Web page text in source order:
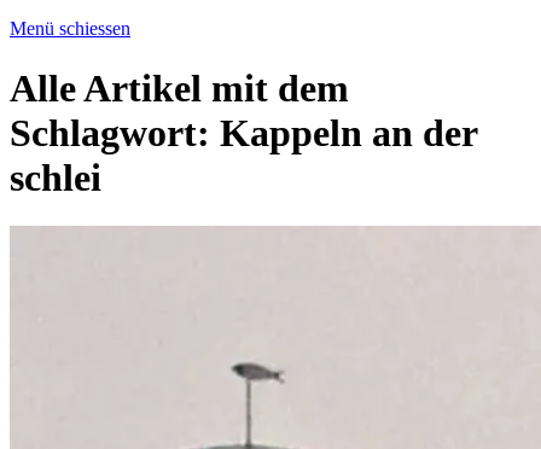
Menü schiessen
Alle Artikel mit dem
Schlagwort: Kappeln an der
schlei